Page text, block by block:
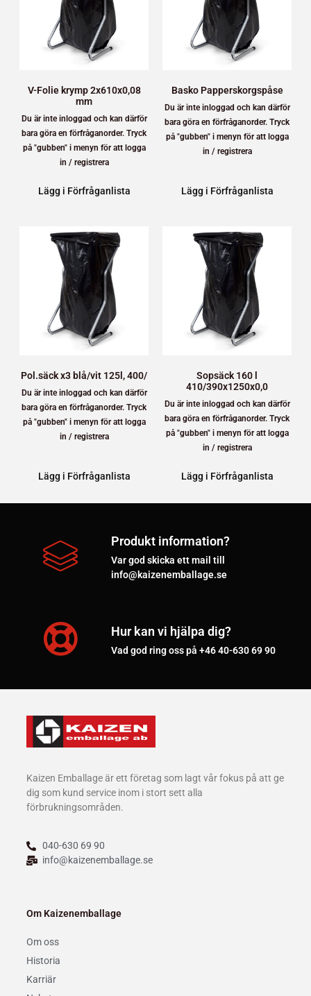
V-Folie krymp 2x610x0,08
mm
Du är inte inloggad och kan därför
bara göra en förfråganorder. Tryck
på "gubben" i menyn för att logga
in / registrera
Lägg i Förfråganlista
Basko Papperskorgspåse
Du är inte inloggad och kan därför
bara göra en förfråganorder. Tryck
på "gubben" i menyn för att logga
in / registrera
Lägg i Förfråganlista
Pol.säck x3 blå/vit 125l, 400/
Du är inte inloggad och kan därför
bara göra en förfråganorder. Tryck
på "gubben" i menyn för att logga
in / registrera
Lägg i Förfråganlista
Sopsäck 160 l
410/390x1250x0,0
Du är inte inloggad och kan därför
bara göra en förfråganorder. Tryck
på "gubben" i menyn för att logga
in / registrera
Lägg i Förfråganlista
Produkt information?
Var god skicka ett mail till
info@kaizenemballage.se
Hur kan vi hjälpa dig?
Vad god ring oss på +46 40-630 69 90
Kaizen Emballage är ett företag som lagt vår fokus på att ge
dig som kund service inom i stort sett alla
förbrukningsområden.
040-630 69 90
info@kaizenemballage.se
Om Kaizenemballage
Om oss
Historia
Karriär